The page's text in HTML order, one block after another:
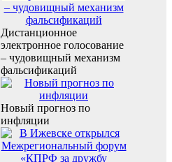
Дистанционное
электронное голосование
– чудовищный механизм
фальсификаций
Новый прогноз по
инфляции